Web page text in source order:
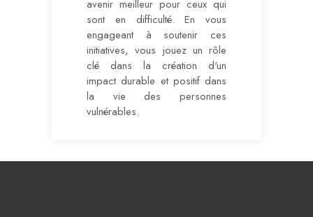
avenir meilleur pour ceux qui
sont en difficulté. En vous
engageant à soutenir ces
initiatives, vous jouez un rôle
clé dans la création d'un
impact durable et positif dans
la vie des personnes
vulnérables.